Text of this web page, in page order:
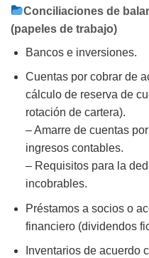
Conciliaciones de
(papeles de trabajo)
Bancos e inversiones.
Cuentas por cobrar de
cálculo de reserva de
rotación de cartera).
– Amarre de cuentas
ingresos contables.
– Requisitos para la
incobrables.
Préstamos a socios o
financiero (dividendos
Inventarios de acuerdo